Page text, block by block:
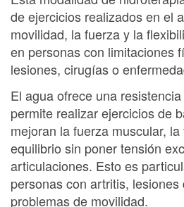
de ejercicios realizados en el
movilidad, la fuerza y la
en personas con limitaciones
lesiones, cirugías o
El agua ofrece una
permite realizar ejercicios de
mejoran la fuerza muscular,
equilibrio sin poner tensión
articulaciones. Esto es
personas con artritis, lesiones
problemas de movilidad.